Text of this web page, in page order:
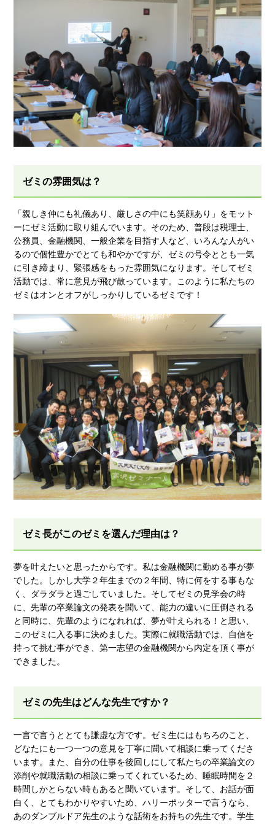
ゼミの雰囲気は？
「親しき仲にも礼儀あり、厳しさの中にも笑顔あり」をモット
ーにゼミ活動に取り組んでいます。そのため、普段は税理士、
公務員、金融機関、一般企業を目指す人など、いろんな人がい
るので個性豊かでとても和やかですが、ゼミの号令ととも一気
に引き締まり、緊張感をもった雰囲気になります。そしてゼミ
活動では、常に意見が飛び散っています。このように私たちの
ゼミはオンとオフがしっかりしているゼミです！
ゼミ長がこのゼミを選んだ理由は？
夢を叶えたいと思ったからです。私は金融機関に勤める事が夢
でした。しかし大学２年生までの２年間、特に何をする事もな
く、ダラダラと過ごしていました。そしてゼミの見学会の時
に、先輩の卒業論文の発表を聞いて、能力の違いに圧倒される
と同時に、先輩のようになれれば、夢が叶えられる！と思い、
このゼミに入る事に決めました。実際に就職活動では、自信を
持って挑む事ができ、第一志望の金融機関から内定を頂く事が
できました。
ゼミの先生はどんな先生ですか？
一言で言うととても謙虚な方です。ゼミ生にはもちろのこと、
どなたにも一つ一つの意見を丁寧に聞いて相談に乗ってくださ
います。また、自分の仕事を後回しにして私たちの卒業論文の
添削や就職活動の相談に乗ってくれているため、睡眠時間を２
時間しかとらない時もあると聞いています。そして、お話が面
白く、とてもわかりやすいため、ハリーポッターで言うなら、
あのダンブルドア先生のような話術をお持ちの先生です。学生